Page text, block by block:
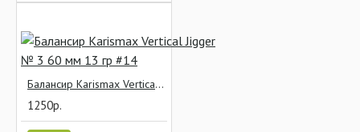
Балансир Karismax Vertical Jigger № 3 60 мм 13 гр #14
1250р.